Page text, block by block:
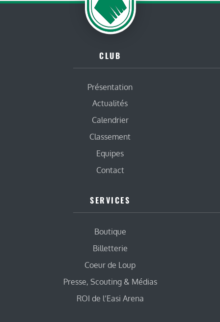
CLUB
Présentation
Actualités
Calendrier
Classement
Equipes
Contact
SERVICES
Boutique
Billetterie
Coeur de Loup
Presse, Scouting & Médias
ROI de l’Easi Arena